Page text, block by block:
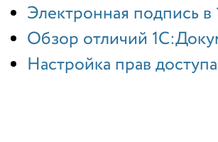
Электронная подпись
Обзор отличий
Настройка прав